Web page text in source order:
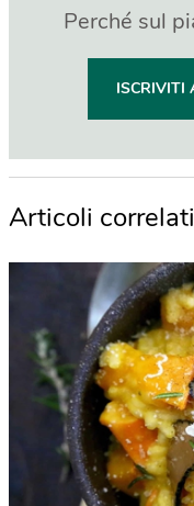
Perché sul
ISCRIVITI
Articoli correlati